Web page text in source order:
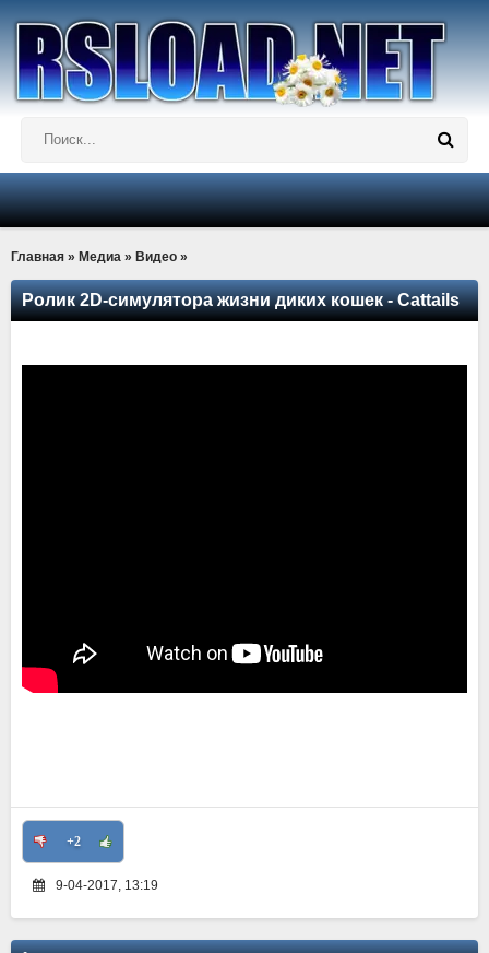
Главная » Медиа » Видео »
Ролик 2D-симулятора жизни диких кошек - Cattails
+2
9-04-2017, 13:19